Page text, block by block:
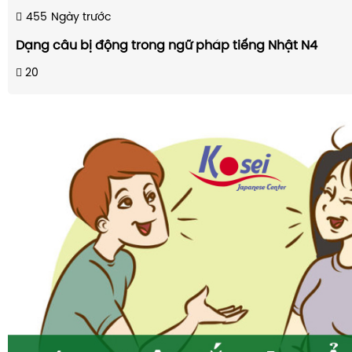
455 Ngày trước
Dạng câu bị động trong ngữ pháp tiếng Nhật N4
20